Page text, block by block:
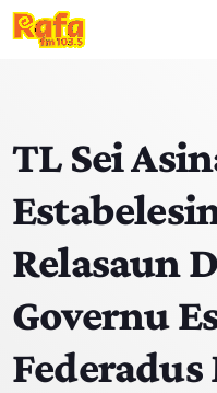
play_arrow OUVIR RAFA
HOME
NOTISIA
EKIPA
TL Sei
Relasaun
Governu